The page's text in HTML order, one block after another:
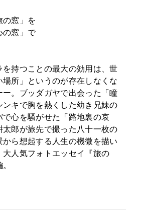
の窓」を
の窓」で
持つことの最大の効用は、世
所」というのが存在しなくな
。ブッダガヤで出会った「瞳
キで胸を熱くした幼き兄妹の
心を騒がせた「路地裏の哀
郎が旅先で撮った八十一枚の
ら想起する人生の機微を描い
人気フォトエッセイ『旅の